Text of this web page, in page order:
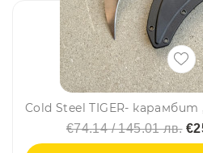
€74.14 / 145.01 лв.